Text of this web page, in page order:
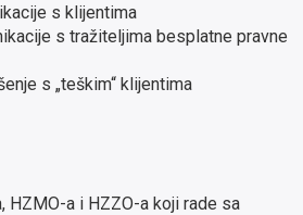
s klijentima
s tražiteljima besplatne pravne
s „teškim“ klijentima
HZMO-a i HZZO-a koji rade sa